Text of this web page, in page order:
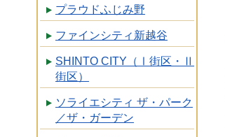
プラウドふじみ野
ファインシティ新越谷
SHINTO CITY（Ⅰ街区・Ⅱ
街区）
ソライエシティ ザ・パーク
／ザ・ガーデン